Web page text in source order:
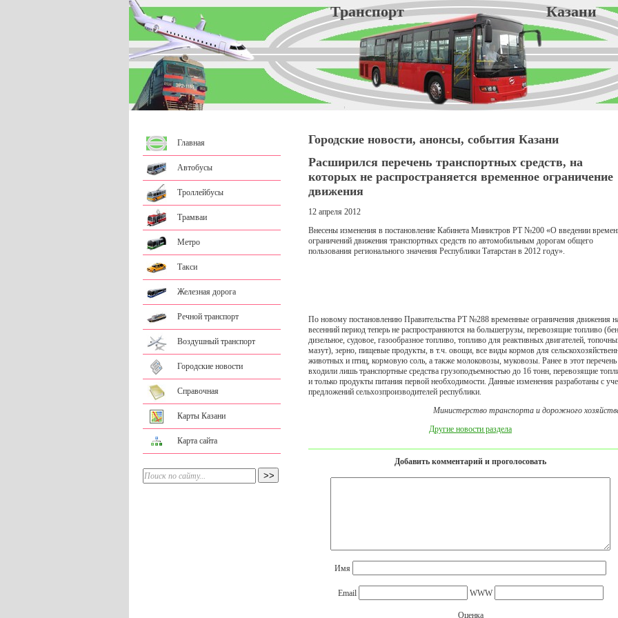
Транспорт Казани
Главная
Автобусы
Троллейбусы
Трамваи
Метро
Такси
Железная дорога
Речной транспорт
Воздушный транспорт
Городские новости
Справочная
Карты Казани
Карта сайта
Городские новости, анонсы, события Казани
Расширился перечень транспортных средств, на
которых не распространяется временное ограничение
движения
12 апреля 2012
Внесены изменения в постановление Кабинета Министров РТ №200 «О введении
ограничений движения транспортных средств по автомобильным дорогам общего
пользования регионального значения Республики Татарстан в 2012 году».
По новому постановлению Правительства РТ №288 временные ограничения движения
весенний период теперь не распространяются на большегрузы, перевозящие топливо
дизельное, судовое, газообразное топливо, топливо для реактивных двигателей,
мазут), зерно, пищевые продукты, в т.ч. овощи, все виды кормов для
животных и птиц, кормовую соль, а также молоковозы, муковозы. Ранее в этот перечень
входили лишь транспортные средства грузоподъемностью до 16 тонн, перевозящие
и только продукты питания первой необходимости. Данные изменения разработаны с
предложений сельхозпроизводителей республики.
Министерство транспорта и дорожного
Другие новости раздела
Добавить комментарий и проголосовать
Имя
Email WWW
Оценка